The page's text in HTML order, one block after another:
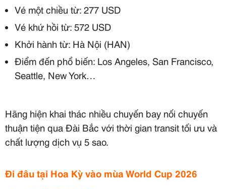
Vé một chiều từ: 277 USD
Vé khứ hồi từ: 572 USD
Khởi hành từ: Hà Nội (HAN)
Điểm đến phổ biến: Los Angeles, San Francisco,
Seattle, New York…
Hãng hiện khai thác nhiều chuyến bay nối chuyến
thuận tiện qua Đài Bắc với thời gian transit tối ưu và
chất lượng dịch vụ 5 sao.
Đi đâu tại Hoa Kỳ vào mùa World Cup 2026